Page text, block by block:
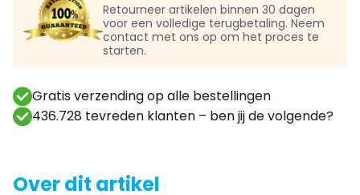
Retourneer artikelen binnen 30 dagen
voor een volledige terugbetaling. Neem
contact met ons op om het proces te
starten.
Gratis verzending op alle bestellingen
436.728 tevreden klanten – ben jij de volgende?
Over dit artikel